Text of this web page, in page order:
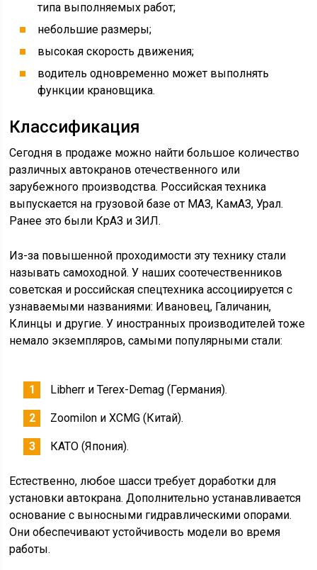
типа выполняемых работ;
небольшие размеры;
высокая скорость движения;
водитель одновременно может выполнять
функции крановщика.
Классификация
Сегодня в продаже можно найти большое количество
различных автокранов отечественного или
зарубежного производства. Российская техника
выпускается на грузовой базе от МАЗ, КамАЗ, Урал.
Ранее это были КрАЗ и ЗИЛ.
Из-за повышенной проходимости эту технику стали
называть самоходной. У наших соотечественников
советская и российская спецтехника ассоциируется с
узнаваемыми названиями: Ивановец, Галичанин,
Клинцы и другие. У иностранных производителей тоже
немало экземпляров, самыми популярными стали:
Libherr и Terex-Demag (Германия).
Zoomilon и XCMG (Китай).
КАТО (Япония).
Естественно, любое шасси требует доработки для
установки автокрана. Дополнительно устанавливается
основание с выносными гидравлическими опорами.
Они обеспечивают устойчивость модели во время
работы.